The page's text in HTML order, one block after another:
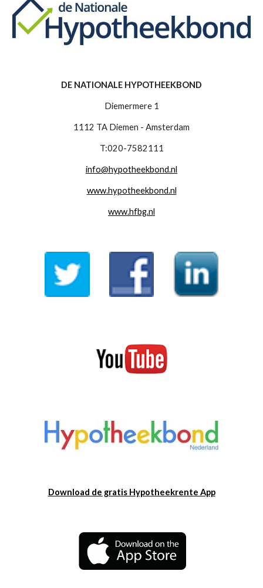
DE NATIONALE HYPOTHEEKBOND
Diemermere 1
1112 TA Diemen - Amsterdam
T:020-7582111
info@hypotheekbond.nl
www.hypotheekbond.nl
www.hfbg.nl
Download de gratis Hypotheekrente App